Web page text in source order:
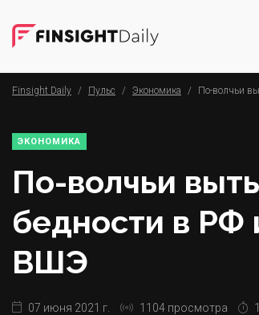
Finsight Daily / Пульс / Экономика / По-волчьи
ЭКОНОМИКА
По-волчьи
бедности в
ВШЭ
07 июня 2021 г. 1104 просмотра